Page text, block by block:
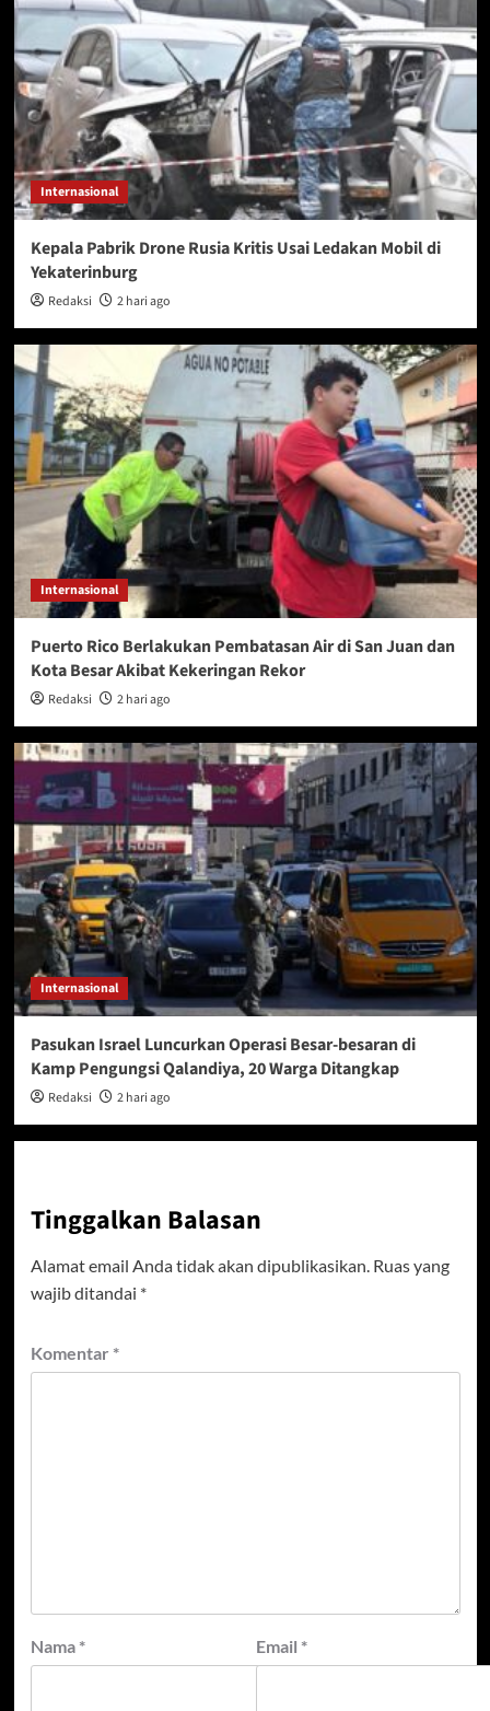
Internasional
Kepala Pabrik Drone Rusia Kritis Usai Ledakan Mobil di
Yekaterinburg
Redaksi 2 hari ago
Internasional
Puerto Rico Berlakukan Pembatasan Air di San Juan dan
Kota Besar Akibat Kekeringan Rekor
Redaksi 2 hari ago
Internasional
Pasukan Israel Luncurkan Operasi Besar-besaran di
Kamp Pengungsi Qalandiya, 20 Warga Ditangkap
Redaksi 2 hari ago
Tinggalkan Balasan
Alamat email Anda tidak akan dipublikasikan. Ruas yang
wajib ditandai *
Komentar *
Nama * Email *